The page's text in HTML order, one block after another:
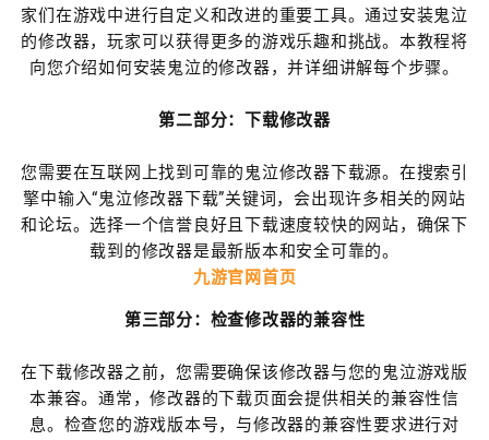
家们在游戏中进行自定义和改进的重要工具。通过安装鬼泣
的修改器，玩家可以获得更多的游戏乐趣和挑战。本教程将
向您介绍如何安装鬼泣的修改器，并详细讲解每个步骤。
第二部分：下载修改器
您需要在互联网上找到可靠的鬼泣修改器下载源。在搜索引
擎中输入“鬼泣修改器下载”关键词，会出现许多相关的网站
和论坛。选择一个信誉良好且下载速度较快的网站，确保下
载到的修改器是最新版本和安全可靠的。
九游官网首页
第三部分：检查修改器的兼容性
在下载修改器之前，您需要确保该修改器与您的鬼泣游戏版
本兼容。通常，修改器的下载页面会提供相关的兼容性信
息。检查您的游戏版本号，与修改器的兼容性要求进行对